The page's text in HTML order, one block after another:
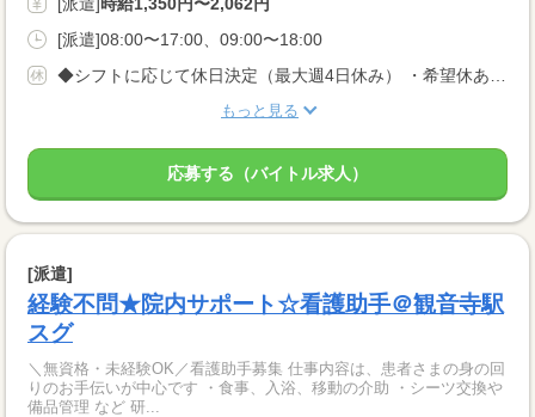
[派遣]08:00〜17:00、09:00〜18:00
もっと見る
応募する（バイトル求人）
[派遣]
経験不問★院内サポート☆看護助手＠観音寺駅
スグ
＼無資格・未経験OK／看護助手募集 仕事内容は、患者さまの身の回
りのお手伝いが中心です ・食事、入浴、移動の介助 ・シーツ交換や
備品管理 など 研...